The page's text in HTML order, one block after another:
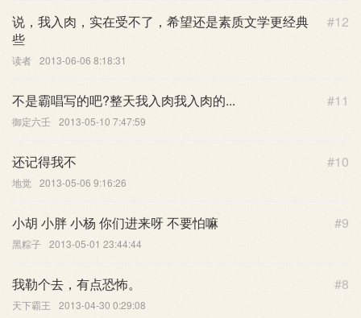
#12
说，我入肉，实在受不了，希望还是素质文学更经典
些
读者 2013-06-06 8:18:31
#11
不是霸唱写的吧?整天我入肉我入肉的...
御定六壬 2013-05-10 7:47:59
#10
还记得我不
地觉 2013-05-06 9:16:26
#9
小胡 小胖 小杨 你们进来呀 不要怕嘛
黑粽子 2013-05-01 23:44:44
#8
我勒个去，有点恐怖。
天下霸王 2013-04-30 0:29:08